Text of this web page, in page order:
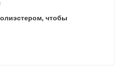
чтобы